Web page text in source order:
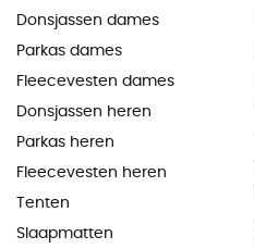
Donsjassen dames
Parkas dames
Fleecevesten dames
Donsjassen heren
Parkas heren
Fleecevesten heren
Tenten
Slaapmatten